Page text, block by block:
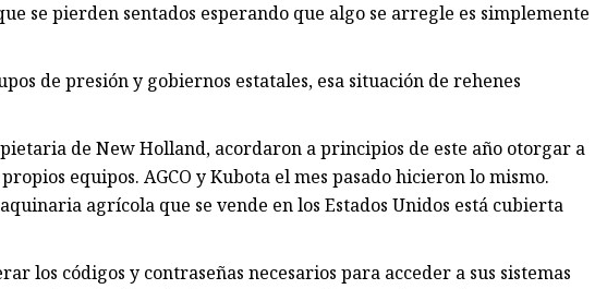
se pierden sentados esperando que algo se arregle es simplemente
de presión y gobiernos estatales, esa situación de rehenes
de New Holland, acordaron a principios de este año otorgar a
equipos. AGCO y Kubota el mes pasado hicieron lo mismo.
agrícola que se vende en los Estados Unidos está cubierta
los códigos y contraseñas necesarios para acceder a sus sistemas